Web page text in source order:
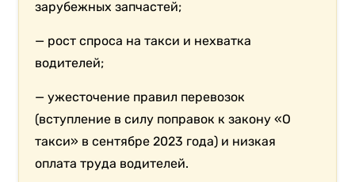
зарубежных запчастей;
— рост спроса на такси и нехватка
водителей;
— ужесточение правил перевозок
(вступление в силу поправок к закону «О
такси» в сентябре 2023 года) и низкая
оплата труда водителей.